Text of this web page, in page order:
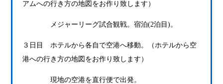
アムへの行き方の地図をお作り致します）
メジャーリーグ試合観戦。宿泊(2泊目)。
３日目 ホテルから各自で空港へ移動。（ホテルから空
港への行き方の地図をお作り致します）
現地の空港を直行便で出発。